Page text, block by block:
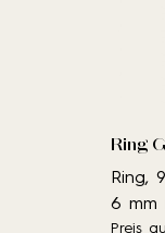
Ring
Ring,
6 mm
Preis